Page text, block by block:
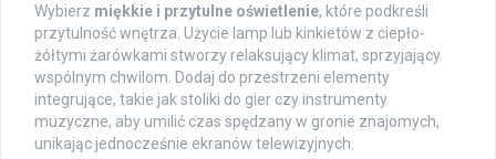
Wybierz miękkie i przytulne oświetlenie, które podkreśli
przytulność wnętrza. Użycie lamp lub kinkietów z ciepło-
żółtymi żarówkami stworzy relaksujący klimat, sprzyjający
wspólnym chwilom. Dodaj do przestrzeni elementy
integrujące, takie jak stoliki do gier czy instrumenty
muzyczne, aby umilić czas spędzany w gronie znajomych,
unikając jednocześnie ekranów telewizyjnych.